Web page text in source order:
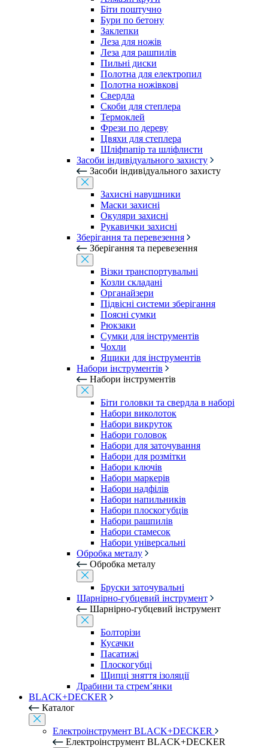
Біти поштучно
Бури по бетону
Заклепки
Леза для ножів
Леза для рашпилів
Пильні диски
Полотна для електропил
Полотна ножівкові
Свердла
Скоби для степлера
Термоклей
Фрези по дереву
Цвяхи для степлера
Шліфпапір та шліфлисти
Засоби індивідуального захисту
Засоби індивідуального захисту
Захисні навушники
Маски захисні
Окуляри захисні
Рукавички захисні
Зберігання та перевезення
Зберігання та перевезення
Візки транспортувальні
Козли складані
Органайзери
Підвісні системи зберігання
Поясні сумки
Рюкзаки
Сумки для інструментів
Чохли
Ящики для інструментів
Набори інструментів
Набори інструментів
Біти головки та свердла в наборі
Набори виколоток
Набори викруток
Набори головок
Набори для заточування
Набори для розмітки
Набори ключів
Набори маркерів
Набори надфілів
Набори напильників
Набори плоскогубців
Набори рашпилів
Набори стамесок
Набори універсальні
Обробка металу
Обробка металу
Бруски заточувальні
Шарнірно-губцевий інструмент
Шарнірно-губцевий інструмент
Болторізи
Кусачки
Пасатижі
Плоскогубці
Щипці зняття ізоляції
Драбини та стрем’янки
BLACK+DECKER
Каталог
Електроінструмент BLACK+DECKER
Електроінструмент BLACK+DECKER